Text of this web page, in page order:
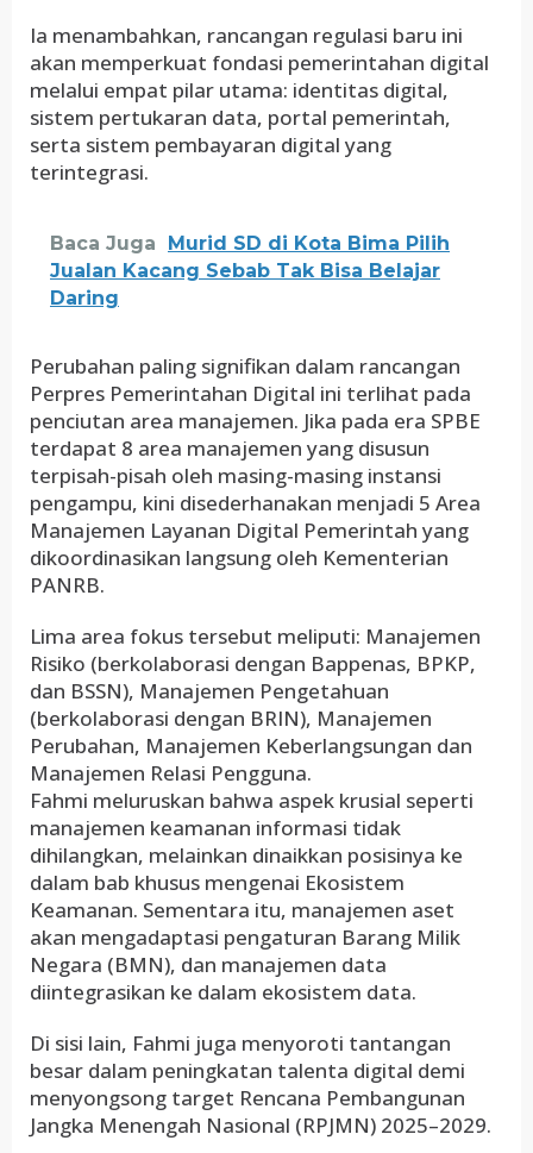
Ia menambahkan, rancangan regulasi baru ini
akan memperkuat fondasi pemerintahan digital
melalui empat pilar utama: identitas digital,
sistem pertukaran data, portal pemerintah,
serta sistem pembayaran digital yang
terintegrasi.
Baca Juga
Murid SD di Kota Bima Pilih
Jualan Kacang Sebab Tak Bisa Belajar
Daring
Perubahan paling signifikan dalam rancangan
Perpres Pemerintahan Digital ini terlihat pada
penciutan area manajemen. Jika pada era SPBE
terdapat 8 area manajemen yang disusun
terpisah-pisah oleh masing-masing instansi
pengampu, kini disederhanakan menjadi 5 Area
Manajemen Layanan Digital Pemerintah yang
dikoordinasikan langsung oleh Kementerian
PANRB.
Lima area fokus tersebut meliputi: Manajemen
Risiko (berkolaborasi dengan Bappenas, BPKP,
dan BSSN), Manajemen Pengetahuan
(berkolaborasi dengan BRIN), Manajemen
Perubahan, Manajemen Keberlangsungan dan
Manajemen Relasi Pengguna.
Fahmi meluruskan bahwa aspek krusial seperti
manajemen keamanan informasi tidak
dihilangkan, melainkan dinaikkan posisinya ke
dalam bab khusus mengenai Ekosistem
Keamanan. Sementara itu, manajemen aset
akan mengadaptasi pengaturan Barang Milik
Negara (BMN), dan manajemen data
diintegrasikan ke dalam ekosistem data.
Di sisi lain, Fahmi juga menyoroti tantangan
besar dalam peningkatan talenta digital demi
menyongsong target Rencana Pembangunan
Jangka Menengah Nasional (RPJMN) 2025–2029.